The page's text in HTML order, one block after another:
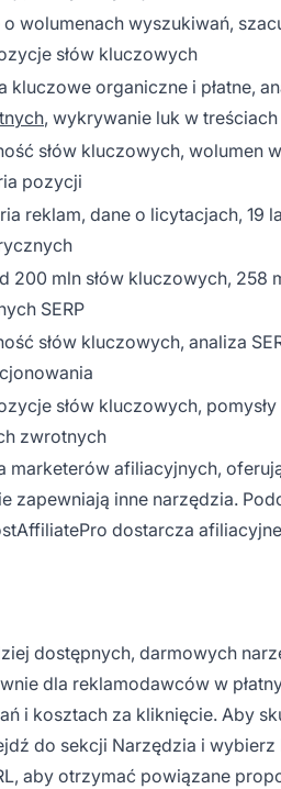
o wolumenach wyszukiwań,
słów kluczowych
kluczowe organiczne i płatne,
, wykrywanie luk w treściach
słów kluczowych, wolumen
pozycji
reklam, dane o licytacjach, 19
200 mln słów kluczowych, 258
SERP
słów kluczowych, analiza
słów kluczowych,
zwrotnych
marketerów afiliacyjnych,
inne narzędzia.
dostarcza
dostępnych, darmowych
dla reklamodawców w
i kosztach za kliknięcie. Aby
do sekcji Narzędzia i wybierz
aby otrzymać powiązane